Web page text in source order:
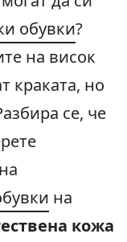
обувки?
на висок
краката, но
се, че
на
кожа